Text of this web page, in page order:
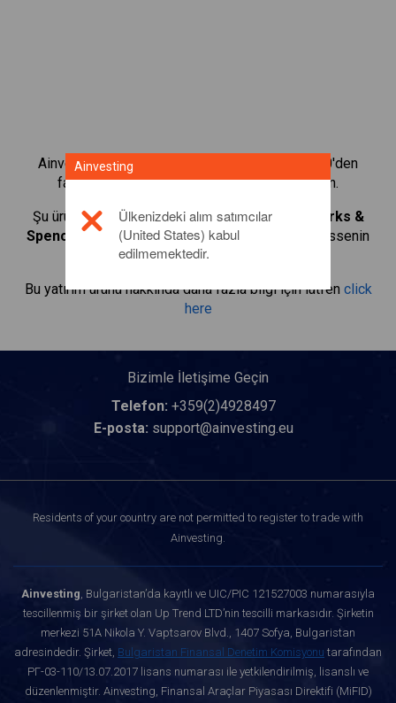
Ainvesting'in CFD alım satım platformuyla 1.000'den
fazla uluslararası hissenin alım satımını yapın.
Şu ürünlerin CFD'lerini alıp satmaya başlayın:
Marks &
Spencer. Gerçek zamanlı teklifler alın ve sanki hissenin
kendisi sizdeymiş gibi temettüler alın.
Bu yatırım ürünü hakkında daha fazla bilgi için lütfen click
here
Bizimle İletişime Geçin
Telefon: +359(2)4928497
E-posta: support@ainvesting.eu
Residents of your country are not permitted to register to trade with
Ainvesting.
Ainvesting, Bulgaristan’da kayıtlı ve UIC/PIC 121527003 numarasıyla
tescillenmiş bir şirket olan Up Trend LTD’nin tescilli markasıdır. Şirketin
merkezi 51A Nikola Y. Vaptsarov Blvd., 1407 Sofya, Bulgaristan
adresindedir. Şirket, Bulgaristan Finansal Denetim Komisyonu tarafından
РГ-03-110/13.07.2017 lisans numarası ile yetkilendirilmiş, lisanslı ve
düzenlenmiştir. Ainvesting, Finansal Araçlar Piyasası Direktifi (MiFID)
Ainvesting
Ülkenizdeki alım satımcılar
(United States) kabul
edilmemektedir.